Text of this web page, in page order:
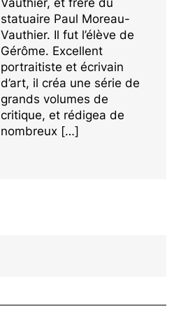
Vauthier, et frère du
statuaire Paul Moreau-
Vauthier. Il fut l’élève de
Gérôme. Excellent
portraitiste et écrivain
d’art, il créa une série de
grands volumes de
critique, et rédigea de
nombreux […]